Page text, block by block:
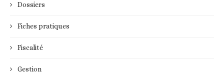
Dossiers
Fiches pratiques
Fiscalité
Gestion